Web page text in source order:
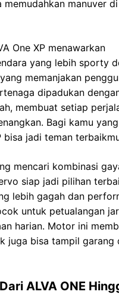
manuver
One XP menawarkan
yang lebih sporty
memanjakan
dipadukan
membuat setiap
Bagi kamu
bisa jadi teman
mencari kombinasi
siap jadi pilihan
lebih gagah dan
untuk petualangan
harian. Motor ini
juga bisa tampil garang
ALVA ONE